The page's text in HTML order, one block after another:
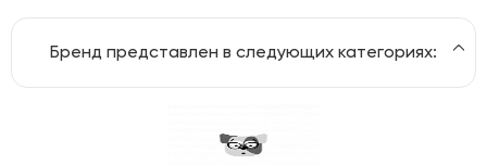
Бренд представлен в следующих категориях: